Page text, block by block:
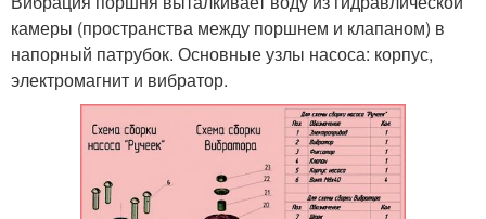
камеры (пространства между поршнем и клапаном) в
напорный патрубок. Основные узлы насоса: корпус,
электромагнит и вибратор.